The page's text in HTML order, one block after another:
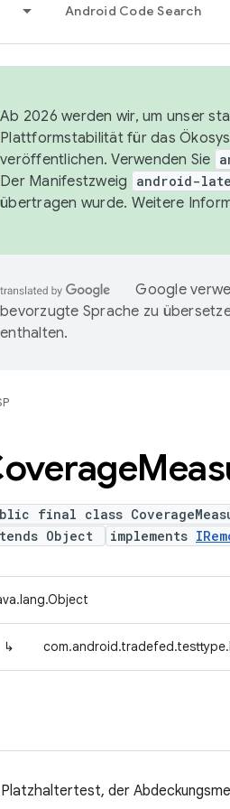
Android Code Search
Ab 2026 werden wir, um unser
Plattformstabilität für das
veröffentlichen. Verwenden Sie
Der Manifestzweig
android-
übertragen wurde. Weitere
Google
bevorzugte Sprache zu
enthalten.
final class
Object
implements
↳
Platzhaltertest, der